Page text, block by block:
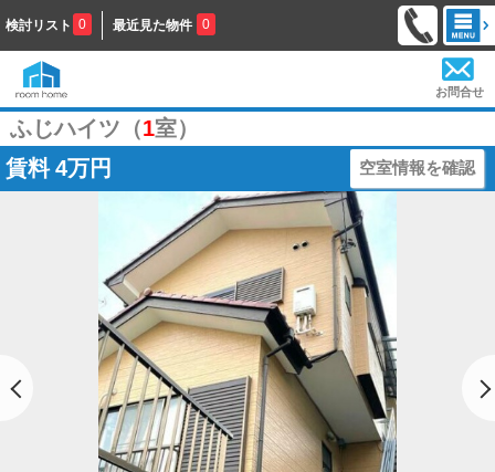
検討リスト 0 最近見た物件 0
お問合せ
ふじハイツ（1室）
賃料 4万円 空室情報を確認